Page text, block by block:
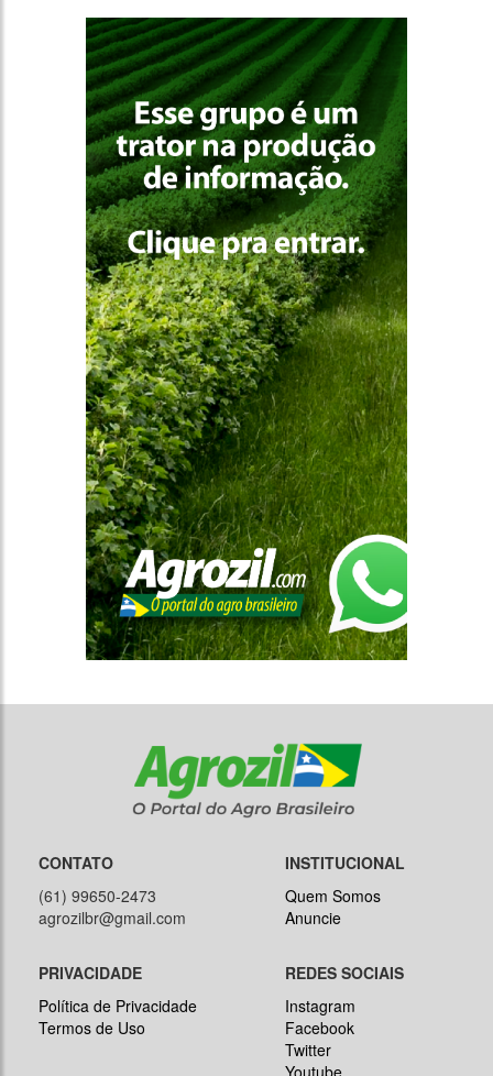
CONTATO
(61) 99650-2473
INSTITUCIONAL
Quem Somos
PRIVACIDADE
Política de Privacidade
REDES SOCIAIS
Instagram
Facebook